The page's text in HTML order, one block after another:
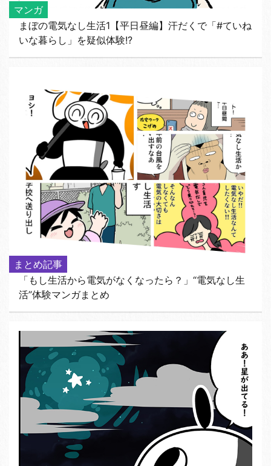
マンガ
まぼの電気なし生活1【平日昼編】汗だくで「#ていね
いな暮らし」を疑似体験!?
まとめ記事
「もし生活から電気がなくなったら？」“電気なし生
活”体験マンガまとめ